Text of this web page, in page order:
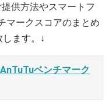
供方法やスマートフ
マークスコアのまとめ
ます。↓
ベンチマーク